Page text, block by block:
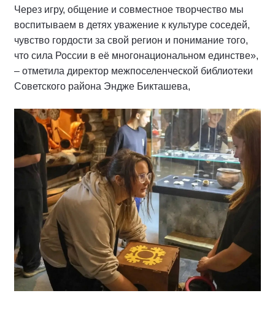
Через игру, общение и совместное творчество мы
воспитываем в детях уважение к культуре соседей,
чувство гордости за свой регион и понимание того,
что сила России в её многонациональном единстве»,
– отметила директор межпоселенческой библиотеки
Советского района Эндже Бикташева,